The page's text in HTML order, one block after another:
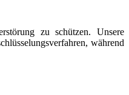
zu schützen. Unsere
während